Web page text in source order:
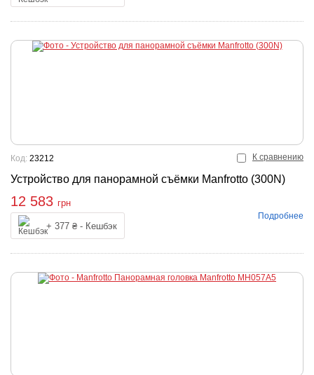
К сравнению
Устройство для панорамной съёмки Manfrotto (300N)
Код: 23212
12 583 грн
+ 377 ₴ - Кешбэк
Подробнее